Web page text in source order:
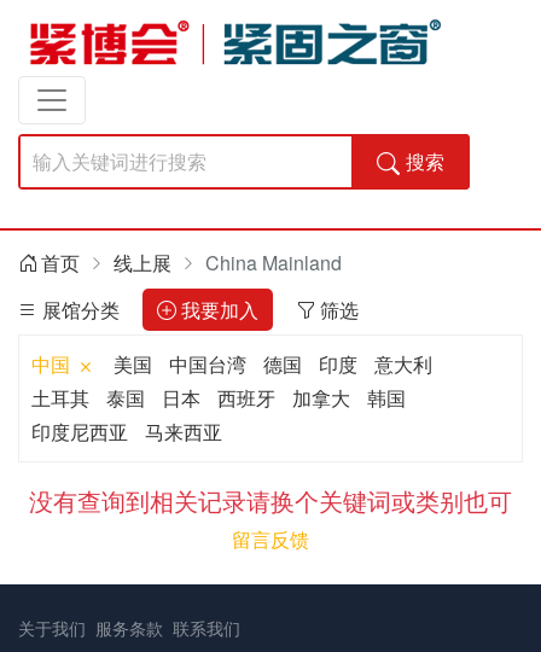
搜索
首页 线上展
China Mainland
展馆分类
我要加入
筛选
中国
美国 中国台湾 德国 印度
意大利
土耳其
泰国 日本 西班牙 加拿大
韩国
印度尼西亚
马来西亚
没有查询到相关记录请换个关键词或类别也可
留言反馈
关于我们 服务条款 联系我们